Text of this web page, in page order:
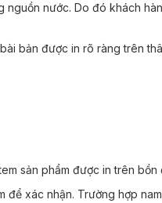
nước. Do đó khách
bản được in rõ ràng trên
sản phẩm được in trên
xác nhận. Trường hợp